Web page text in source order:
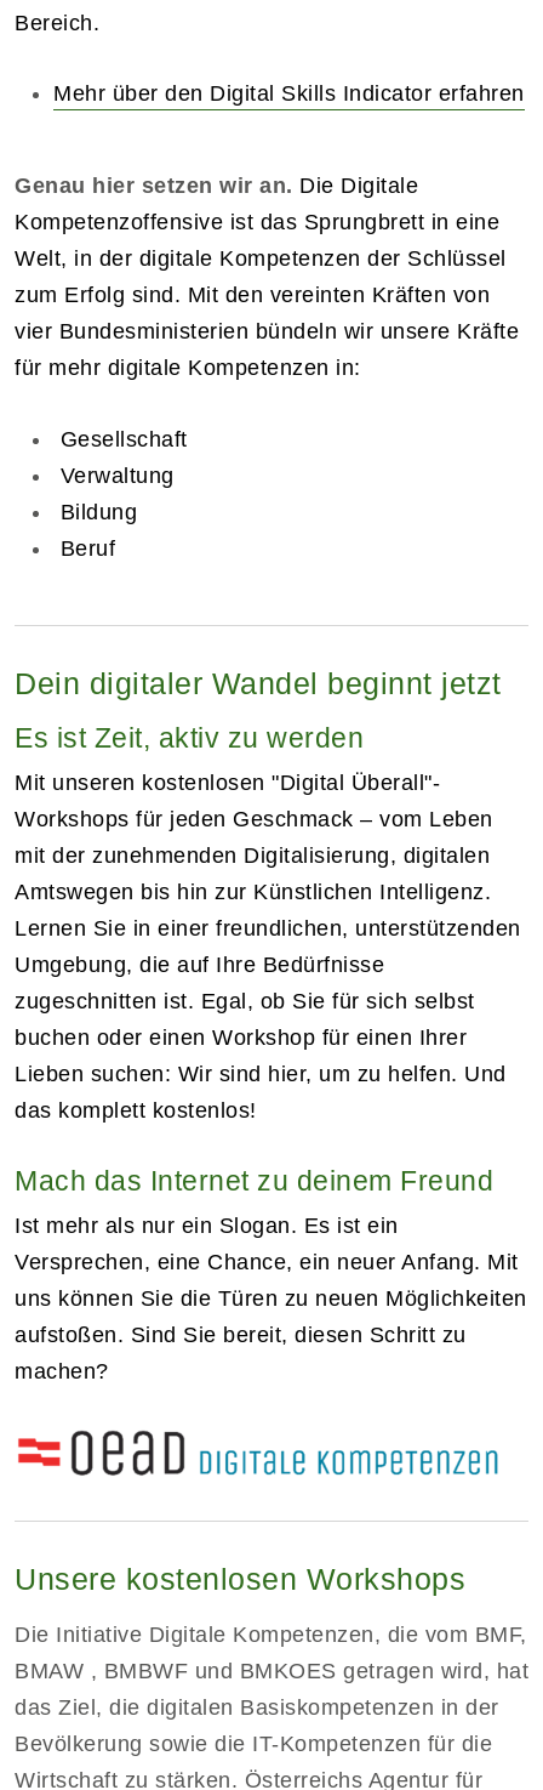
Bereich.
Mehr über den Digital Skills Indicator erfahren
Genau hier setzen wir an. Die Digitale
Kompetenzoffensive ist das Sprungbrett in eine
Welt, in der digitale Kompetenzen der Schlüssel
zum Erfolg sind. Mit den vereinten Kräften von
vier Bundesministerien bündeln wir unsere Kräfte
für mehr digitale Kompetenzen in:
Gesellschaft
Verwaltung
Bildung
Beruf
Dein digitaler Wandel beginnt jetzt
Es ist Zeit, aktiv zu werden
Mit unseren kostenlosen "Digital Überall"-
Workshops für jeden Geschmack – vom Leben
mit der zunehmenden Digitalisierung, digitalen
Amtswegen bis hin zur Künstlichen Intelligenz.
Lernen Sie in einer freundlichen, unterstützenden
Umgebung, die auf Ihre Bedürfnisse
zugeschnitten ist. Egal, ob Sie für sich selbst
buchen oder einen Workshop für einen Ihrer
Lieben suchen: Wir sind hier, um zu helfen. Und
das komplett kostenlos!
Mach das Internet zu deinem Freund
Ist mehr als nur ein Slogan. Es ist ein
Versprechen, eine Chance, ein neuer Anfang. Mit
uns können Sie die Türen zu neuen Möglichkeiten
aufstoßen. Sind Sie bereit, diesen Schritt zu
machen?
Unsere kostenlosen Workshops
Die Initiative Digitale Kompetenzen, die vom BMF,
BMAW , BMBWF und BMKOES getragen wird, hat
das Ziel, die digitalen Basiskompetenzen in der
Bevölkerung sowie die IT-Kompetenzen für die
Wirtschaft zu stärken. Österreichs Agentur für